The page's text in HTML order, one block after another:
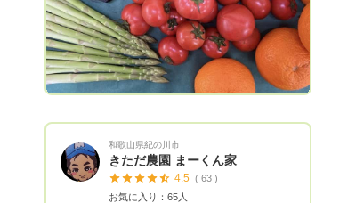
和歌山県紀の川市
きただ農園 まーくん家
4.5 ( 63 )
お気に入り：65人